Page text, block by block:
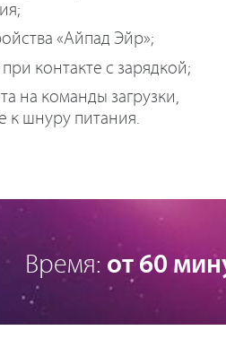
«Айпад Эйр»;
контакте с зарядкой;
на команды загрузки,
к шнуру питания.
Время: от 60